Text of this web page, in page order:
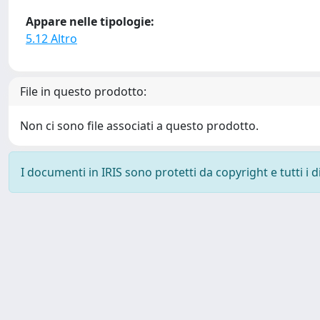
Appare nelle tipologie:
5.12 Altro
File in questo prodotto:
Non ci sono file associati a questo prodotto.
I documenti in IRIS sono protetti da copyright e tutti i